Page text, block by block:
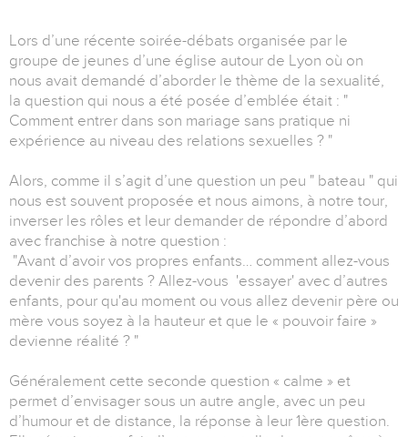
Lors d’une récente soirée-débats organisée par le
groupe de jeunes d’une église autour de Lyon où on
nous avait demandé d’aborder le thème de la sexualité,
la question qui nous a été posée d’emblée était : "
Comment entrer dans son mariage sans pratique ni
expérience au niveau des relations sexuelles ? "
Alors, comme il s’agit d’une question un peu " bateau " qui
nous est souvent proposée et nous aimons, à notre tour,
inverser les rôles et leur demander de répondre d’abord
avec franchise à notre question :
"Avant d’avoir vos propres enfants… comment allez-vous
devenir des parents ? Allez-vous 'essayer' avec d’autres
enfants, pour qu'au moment ou vous allez devenir père ou
mère vous soyez à la hauteur et que le « pouvoir faire »
devienne réalité ? "
Généralement cette seconde question « calme » et
permet d’envisager sous un autre angle, avec un peu
d’humour et de distance, la réponse à leur 1ère question.